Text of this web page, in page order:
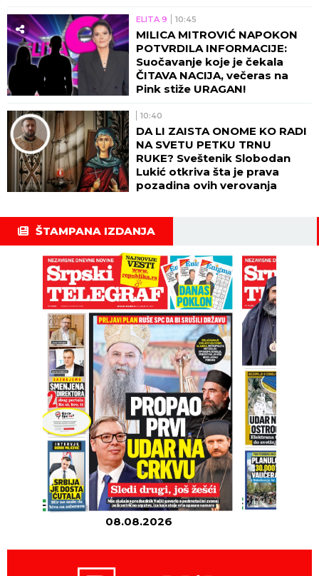
ELITA 9 10:45
MILICA MITROVIĆ NAPOKON
POTVRDILA INFORMACIJE:
Suočavanje koje je čekala
ČITAVA NACIJA, večeras na
Pink stiže URAGAN!
10:40
DA LI ZAISTA ONOME KO RADI
NA SVETU PETKU TRNU
RUKE? Sveštenik Slobodan
Lukić otkriva šta je prava
pozadina ovih verovanja
ŠTAMPANA IZDANJA
08.08.2026